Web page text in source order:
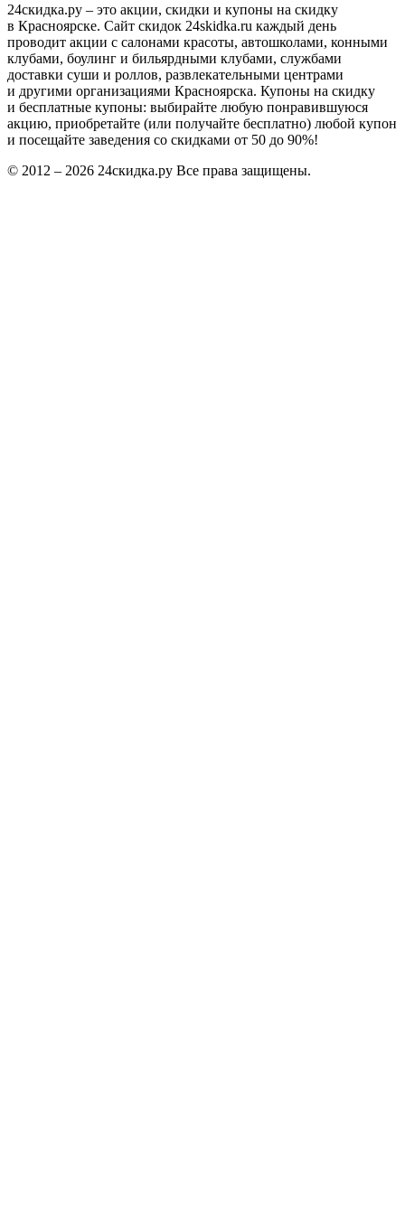
24скидка.ру – это акции, скидки и купоны на скидку
в Красноярске. Сайт скидок 24skidka.ru каждый день
проводит акции с салонами красоты, автошколами, конными
клубами, боулинг и бильярдными клубами, службами
доставки суши и роллов, развлекательными центрами
и другими организациями Красноярска. Купоны на скидку
и бесплатные купоны: выбирайте любую понравившуюся
акцию, приобретайте (или получайте бесплатно) любой купон
и посещайте заведения со скидками от 50 до 90%!
© 2012 – 2026 24скидка.ру Все права защищены.